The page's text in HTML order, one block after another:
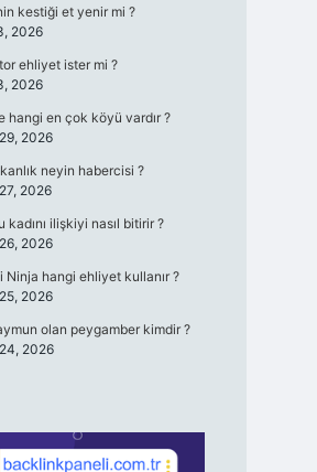
kestiği et yenir mi ?
2026
ehliyet ister mi ?
2026
hangi en çok köyü vardır ?
2026
neyin habercisi ?
2026
kadını ilişkiyi nasıl bitirir ?
2026
Ninja hangi ehliyet kullanır ?
2026
olan peygamber kimdir ?
2026